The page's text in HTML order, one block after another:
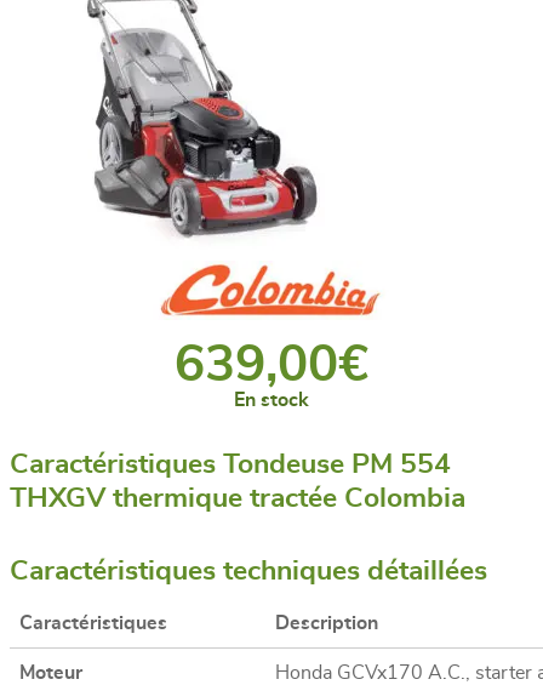
639,00€
En stock
Caractéristiques Tondeuse PM 554
THXGV thermique tractée Colombia
Caractéristiques techniques détaillées
Caractéristiques Description
Moteur Honda GCVx170 A.C.,